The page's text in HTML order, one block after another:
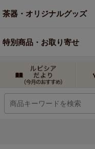
茶器・オリジナルグッズ
特別商品・お取り寄せ